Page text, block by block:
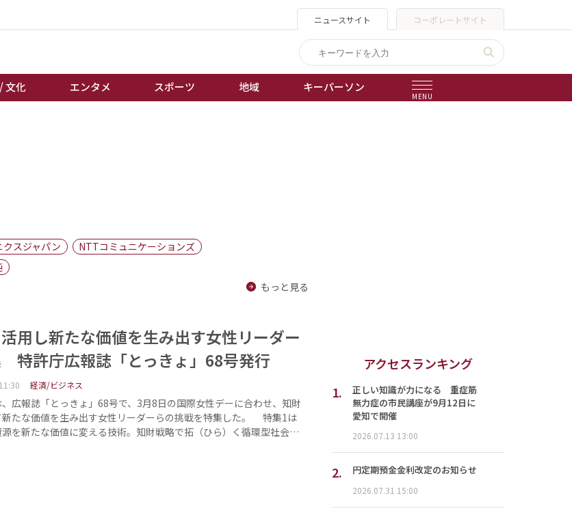
ニュースサイト コーポレートサイト
文化 エンタメ スポーツ 地域 キーパーソン
MENU
ン
棋王戦
クスジャパン
NTTコミュニケーションズ
もっと見る
用し新たな価値を生み出す女性リーダー
特許庁広報誌「とっきょ」68号発行
経済/ビジネス
広報誌「とっきょ」68号で、3月8日の国際女性デーに合わせ、知財
新たな価値を生み出す女性リーダーらの挑戦を特集した。 特集1は
源を新たな価値に変える技術。知財戦略で拓（ひら）く循環型社会…
アクセスランキング
1.
正しい知識が力になる 重症筋
無力症の市民講座が9月12日に
愛知で開催
2026.07.13 13:00
2. 円定期預金金利改定のお知らせ
2026.07.31 15:00